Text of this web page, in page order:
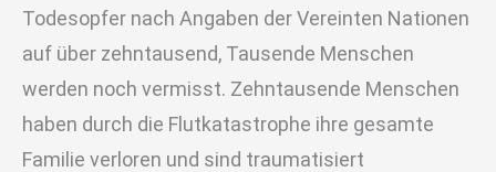
Todesopfer nach Angaben der Vereinten Nationen
auf über zehntausend, Tausende Menschen
werden noch vermisst. Zehntausende Menschen
haben durch die Flutkatastrophe ihre gesamte
Familie verloren und sind traumatisiert